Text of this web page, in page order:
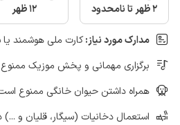
2 ظهر تا نامحدود 12 ظهر
مدارک مورد نیاز:کارت ملی هوشمند یا
برگزاری مهمانی و پخش موزیک
همراه داشتن حیوان خانگی ممنوع
استعمال دخانیات (سیگار، قلیان و